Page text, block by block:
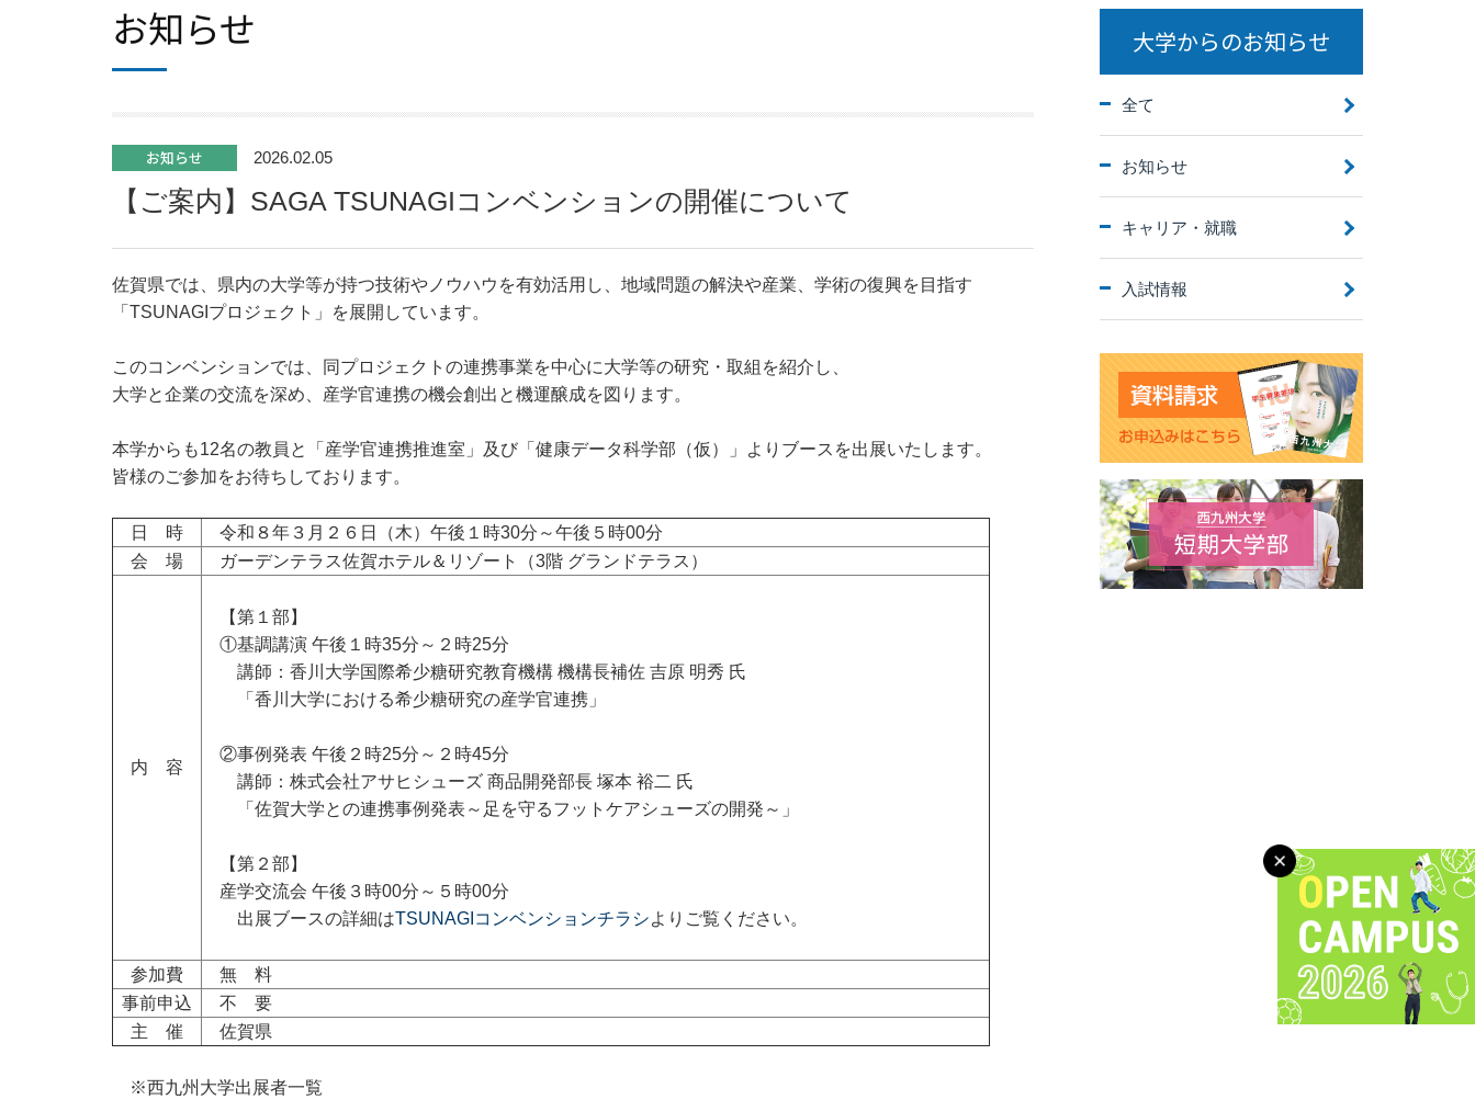
お知らせ
お知らせ 2026.02.05
【ご案内】SAGA TSUNAGIコンベンションの開催について
佐賀県では、県内の大学等が持つ技術やノウハウを有効活用し、地域問題の解決や産業、学術の復興を目指す
「TSUNAGIプロジェクト」を展開しています。
このコンベンションでは、同プロジェクトの連携事業を中心に大学等の研究・取組を紹介し、
大学と企業の交流を深め、産学官連携の機会創出と機運醸成を図ります。
本学からも12名の教員と「産学官連携推進室」及び「健康データ科学部（仮）」よりブースを出展いたします。
皆様のご参加をお待ちしております。
日 時
令和８年３月２６日（木）午後１時30分～午後５時00分
会 場
ガーデンテラス佐賀ホテル＆リゾート（3階 グランドテラス）
内 容
【第１部】
①基調講演 午後１時35分～２時25分
講師：香川大学国際希少糖研究教育機構 機構長補佐 吉原 明秀 氏
「香川大学における希少糖研究の産学官連携」
②事例発表 午後２時25分～２時45分
講師：株式会社アサヒシューズ 商品開発部長 塚本 裕二 氏
「佐賀大学との連携事例発表～足を守るフットケアシューズの開発～」
【第２部】
産学交流会 午後３時00分～５時00分
出展ブースの詳細はTSUNAGIコンベンションチラシよりご覧ください。
参加費
無 料
事前申込
不 要
主 催
佐賀県
※西九州大学出展者一覧
大学からのお知らせ
全て
お知らせ
キャリア・就職
入試情報